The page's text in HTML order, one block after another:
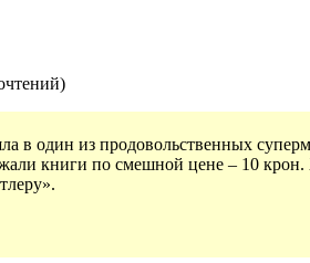
)
в один из продовольственных
книги по смешной цене – 10